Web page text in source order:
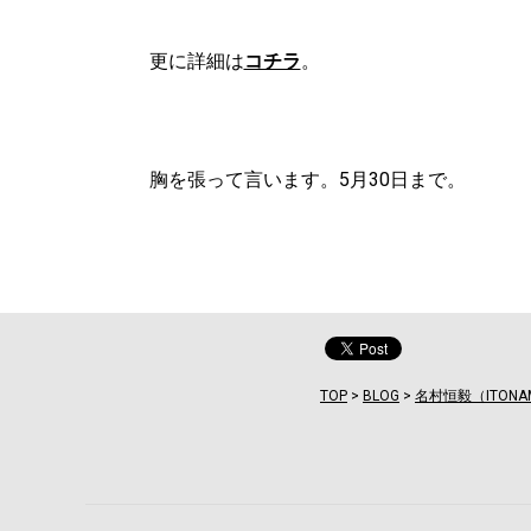
更に詳細はコチラ。
胸を張って言います。5月30日まで。
TOP > BLOG > 名村恒毅（